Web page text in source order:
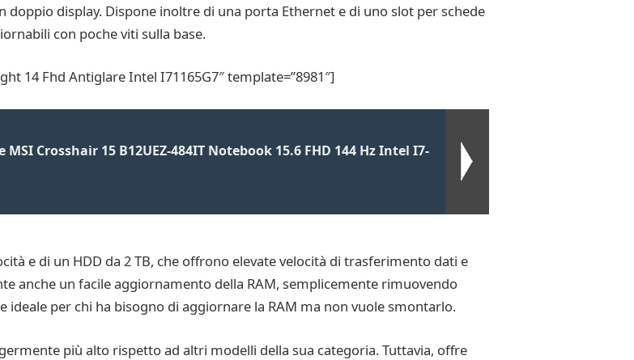
doppio display. Dispone inoltre di una porta Ethernet e di uno slot per schede
con poche viti sulla base.
14 Fhd Antiglare Intel I71165G7″ template=”8981″]
MSI Crosshair 15 B12UEZ-484IT Notebook 15.6 FHD 144 Hz Intel I7-
e di un HDD da 2 TB, che offrono elevate velocità di trasferimento dati e
anche un facile aggiornamento della RAM, semplicemente rimuovendo
per chi ha bisogno di aggiornare la RAM ma non vuole smontarlo.
più alto rispetto ad altri modelli della sua categoria. Tuttavia, offre